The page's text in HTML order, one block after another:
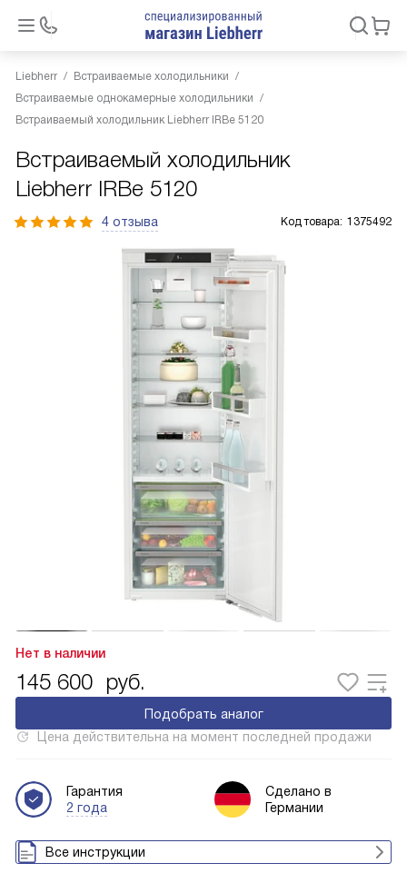
Liebherr
Встраиваемые холодильники
Встраиваемые однокамерные холодильники
Встраиваемый холодильник Liebherr IRBe 5120
Встраиваемый холодильник
Liebherr IRBe 5120
4 отзыва Код товара: 1375492
Нет в наличии
145 600 руб.
Подобрать аналог
Цена действительна на момент последней продажи
Гарантия
2 года
Сделано в
Германии
Все инструкции